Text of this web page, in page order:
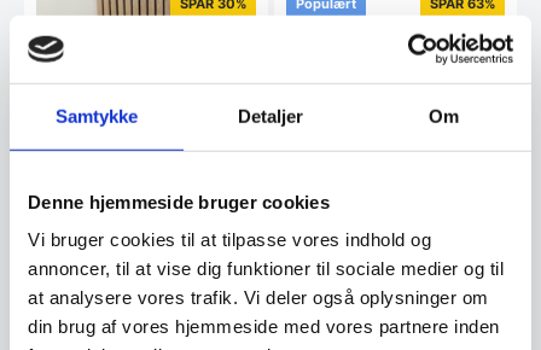
Samtykke Detaljer Om
Denne hjemmeside bruger cookies
Vi bruger cookies til at tilpasse vores indhold og
annoncer, til at vise dig funktioner til sociale medier og til
at analysere vores trafik. Vi deler også oplysninger om
din brug af vores hjemmeside med vores partnere inden
SPAR 30%
Angel design hylde der passer
med vinkel…
Populært SPAR 63%
Knag til vandret
akustikpanel, sort
Pulverlarkeret knag i sort som
passer til akustikpaneler.Brede:
30 mmSamlet…